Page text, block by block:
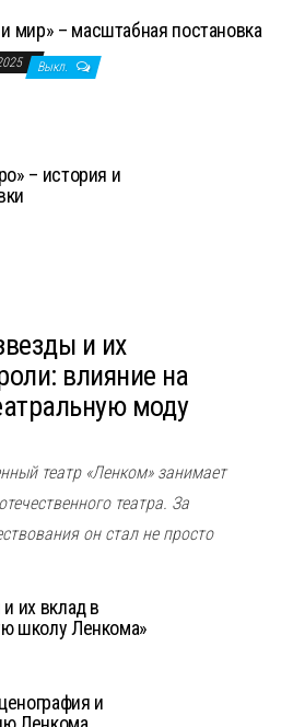
мир» – масштабная постановка
Выкл.
– история и
и их
влияние на
моду
театр «Ленком» занимает
театра. За
он стал не просто
их вклад в
школу Ленкома»
и